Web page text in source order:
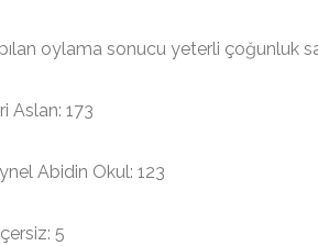
oylama sonucu yeterli çoğunluk
Aslan: 173
Abidin Okul: 123
5